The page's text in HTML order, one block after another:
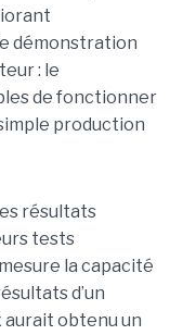
démonstration
: le
de fonctionner
production
résultats
tests
la capacité
d’un
obtenu un